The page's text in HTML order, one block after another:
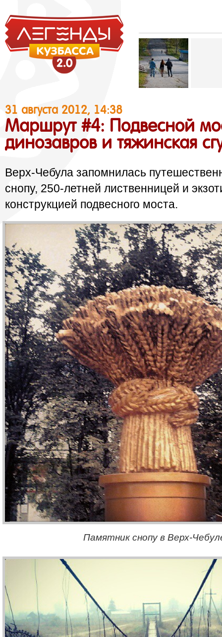
31 августа 2012, 14:38
Маршрут #4: Подвесной
динозавров и тяжинская
Верх-Чебула запомнилась
снопу, 250-летней лиственницей и
конструкцией подвесного моста.
Памятник снопу в Верх-